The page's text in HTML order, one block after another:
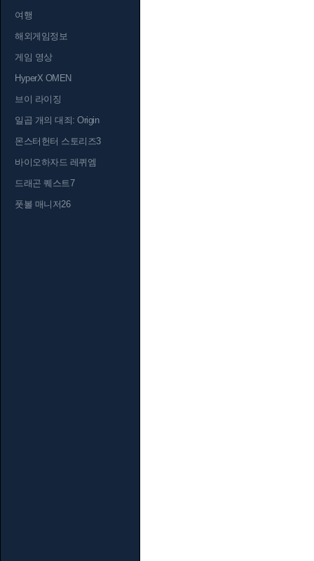
여행
해외게임정보
게임 영상
HyperX OMEN
브이 라이징
일곱 개의 대죄: Origin
몬스터헌터 스토리즈3
바이오하자드 레퀴엠
드래곤 퀘스트7
풋볼 매니저26